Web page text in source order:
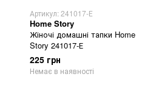
Артикул: 241017-Е
Home Story
Жіночі домашні тапки Home
Story 241017-Е
225 грн
Немає в наявності